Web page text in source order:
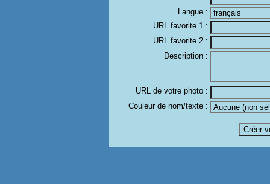
Langue :
URL favorite 1 :
URL favorite 2 :
Description :
URL de votre photo :
Couleur de nom/texte :